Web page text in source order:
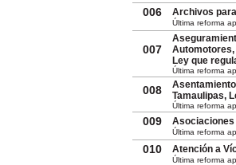
006 Archivos
Última reforma
007
Automotores,
Ley que
Última reforma
008
Tamaulipas,
Última reforma
009 Asociaciones
Última reforma
010 Atención a
Última reforma